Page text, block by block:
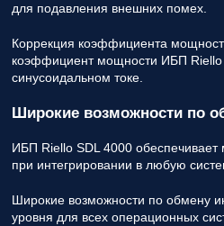
для подавления внешних помех.
Коррекция коэффициента
коэффициент мощности ИБП Riello
синусоидальном токе.
Широкие возможности по
ИБП Riello SDL 4000 обеспечивает
при интегрировании в любую
Широкие возможности по обмену
уровня для всех операционных